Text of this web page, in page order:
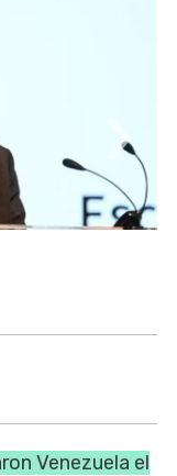
›
Venezuela el